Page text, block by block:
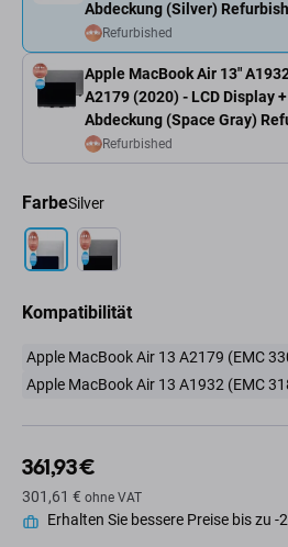
Apple MacBook Air 13"
A2179 (2020) - LCD Display
Abdeckung (Space Gray)
Refurbished
Abdeckung (Silver)
Refurbished
FarbeSilver
Kompatibilität
Apple MacBook Air 13 A2179 (EMC
Apple MacBook Air 13 A1932 (EMC
361,93 €
301,61 € ohne VAT
Erhalten Sie bessere Preise bis zu -